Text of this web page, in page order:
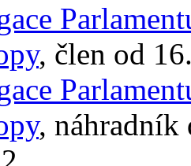
, člen od
, náhradník